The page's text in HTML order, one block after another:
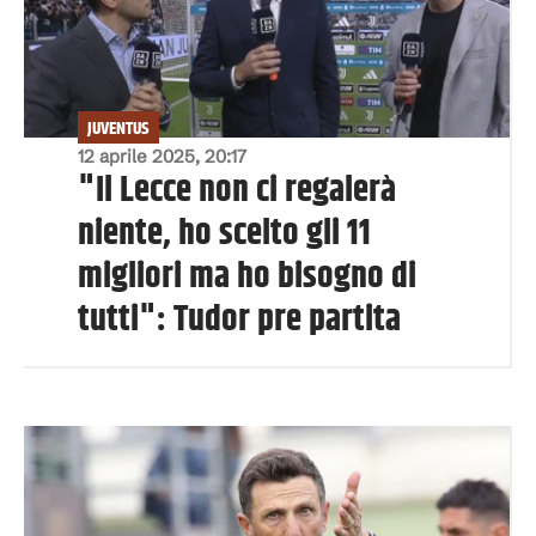
12 aprile 2025, 20:17
JUVENTUS
"Il Lecce non ci regalerà
niente, ho scelto gli 11
migliori ma ho bisogno di
tutti": Tudor pre partita